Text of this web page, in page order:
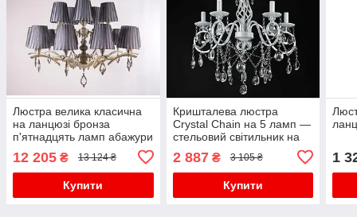
Люстра велика класична
на ланцюзі бронза
п'ятнадцять ламп абажури
12 205 ₴ 13 124 ₴
Купити
Кришталева люстра
Crystal Chain на 5 ламп —
стельовий світильник на
2 887₴ 3 105 ₴
Купити
1